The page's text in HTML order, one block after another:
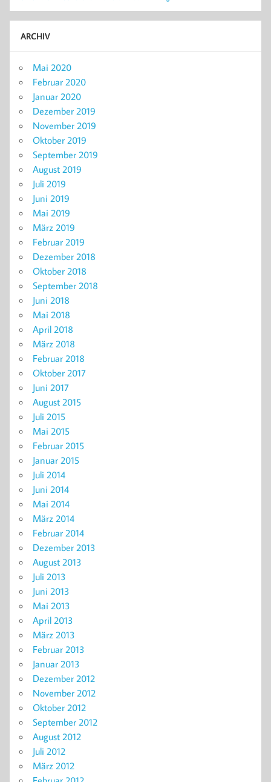
ARCHIV
Mai 2020
Februar 2020
Januar 2020
Dezember 2019
November 2019
Oktober 2019
September 2019
August 2019
Juli 2019
Juni 2019
Mai 2019
März 2019
Februar 2019
Dezember 2018
Oktober 2018
September 2018
Juni 2018
Mai 2018
April 2018
März 2018
Februar 2018
Oktober 2017
Juni 2017
August 2015
Juli 2015
Mai 2015
Februar 2015
Januar 2015
Juli 2014
Juni 2014
Mai 2014
März 2014
Februar 2014
Dezember 2013
August 2013
Juli 2013
Juni 2013
Mai 2013
April 2013
März 2013
Februar 2013
Januar 2013
Dezember 2012
November 2012
Oktober 2012
September 2012
August 2012
Juli 2012
März 2012